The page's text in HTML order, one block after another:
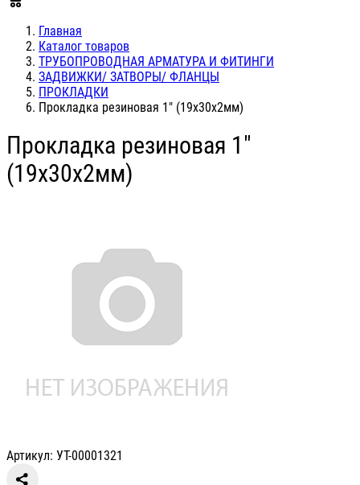
Главная
Каталог товаров
ТРУБОПРОВОДНАЯ АРМАТУРА И ФИТИНГИ
ЗАДВИЖКИ/ ЗАТВОРЫ/ ФЛАНЦЫ
ПРОКЛАДКИ
Прокладка резиновая 1" (19х30х2мм)
Прокладка резиновая 1"
(19х30х2мм)
Артикул: УТ-00001321